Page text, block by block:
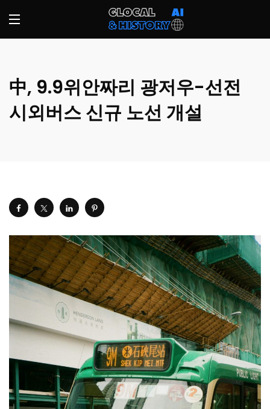
中, 9.9위안짜리 광저우-선전
시외버스 신규 노선 개설